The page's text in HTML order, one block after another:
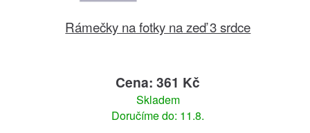
Rámečky na fotky na zeď 3 srdce
Cena: 361 Kč
Skladem
Doručíme do: 11.8.